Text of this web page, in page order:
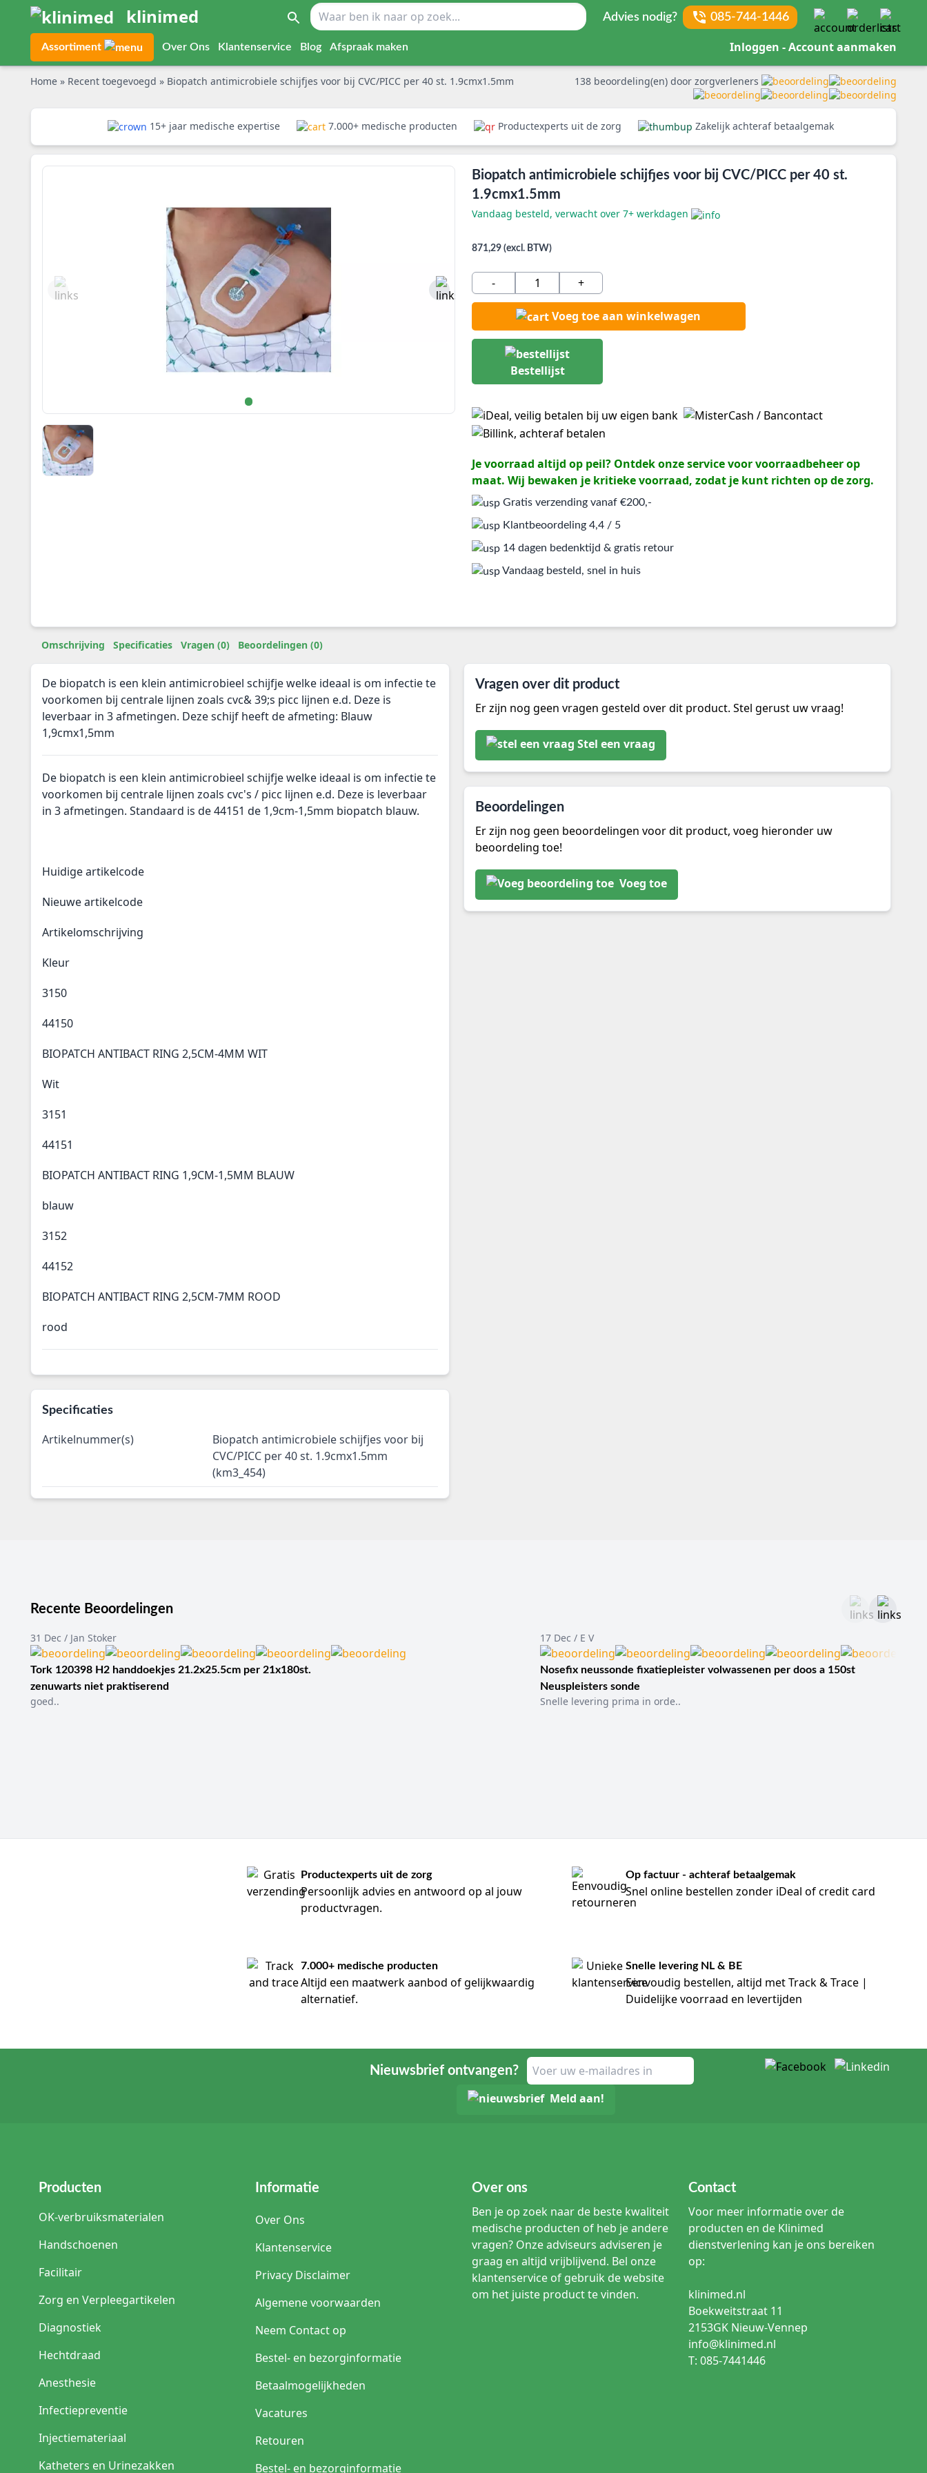
klinimed Advies nodig? 085-744-1446
Assortiment Over Ons Klantenservice Blog Afspraak maken Inloggen - Account aanmaken
Home » Recent toegevoegd » Biopatch antimicrobiele schijfjes voor bij CVC/PICC per 40 st. 1.9cmx1.5mm 138 beoordeling(en) door zorgverleners
15+ jaar medische expertise 7.000+ medische producten Productexperts uit de zorg Zakelijk achteraf betaalgemak
Biopatch antimicrobiele schijfjes voor bij CVC/PICC per 40 st.
1.9cmx1.5mm
Vandaag besteld, verwacht over 7+ werkdagen
871,29 (excl. BTW)
- +
Voeg toe aan winkelwagen
Bestellijst
Je voorraad altijd op peil? Ontdek onze service voor voorraadbeheer op
maat. Wij bewaken je kritieke voorraad, zodat je kunt richten op de zorg.
Gratis verzending vanaf €200,-
Klantbeoordeling 4,4 / 5
14 dagen bedenktijd & gratis retour
Vandaag besteld, snel in huis
Omschrijving Specificaties Vragen (0) Beoordelingen (0)
De biopatch is een klein antimicrobieel schijfje welke ideaal is om infectie te
voorkomen bij centrale lijnen zoals cvc& 39;s picc lijnen e.d. Deze is
leverbaar in 3 afmetingen. Deze schijf heeft de afmeting: Blauw
1,9cmx1,5mm
De biopatch is een klein antimicrobieel schijfje welke ideaal is om infectie te
voorkomen bij centrale lijnen zoals cvc's / picc lijnen e.d. Deze is leverbaar
in 3 afmetingen. Standaard is de 44151 de 1,9cm-1,5mm biopatch blauw.
Huidige artikelcode
Nieuwe artikelcode
Artikelomschrijving
Kleur
3150
44150
BIOPATCH ANTIBACT RING 2,5CM-4MM WIT
Wit
3151
44151
BIOPATCH ANTIBACT RING 1,9CM-1,5MM BLAUW
blauw
3152
44152
BIOPATCH ANTIBACT RING 2,5CM-7MM ROOD
rood
Specificaties
Artikelnummer(s)
Biopatch antimicrobiele schijfjes voor bij
CVC/PICC per 40 st. 1.9cmx1.5mm
(km3_454)
Vragen over dit product
Er zijn nog geen vragen gesteld over dit product. Stel gerust uw vraag!
Stel een vraag
Beoordelingen
Er zijn nog geen beoordelingen voor dit product, voeg hieronder uw
beoordeling toe!
Voeg toe
Recente Beoordelingen
31 Dec / Jan Stoker
Tork 120398 H2 handdoekjes 21.2x25.5cm per 21x180st.
zenuwarts niet praktiserend
goed..
17 Dec / E V
Nosefix neussonde fixatiepleister volwassenen per doos a 150st
Neuspleisters sonde
Snelle levering prima in orde..
Productexperts uit de zorg
Persoonlijk advies en antwoord op al jouw
productvragen.
Op factuur - achteraf betaalgemak
Snel online bestellen zonder iDeal of credit card
7.000+ medische producten
Altijd een maatwerk aanbod of gelijkwaardig
alternatief.
Snelle levering NL & BE
Eenvoudig bestellen, altijd met Track & Trace |
Duidelijke voorraad en levertijden
Nieuwsbrief ontvangen?
Meld aan!
Producten
OK-verbruiksmaterialen
Handschoenen
Facilitair
Zorg en Verpleegartikelen
Diagnostiek
Hechtdraad
Anesthesie
Infectiepreventie
Injectiemateriaal
Katheters en Urinezakken
Informatie
Over Ons
Klantenservice
Privacy Disclaimer
Algemene voorwaarden
Neem Contact op
Bestel- en bezorginformatie
Betaalmogelijkheden
Vacatures
Retouren
Bestel- en bezorginformatie
Over ons
Ben je op zoek naar de beste kwaliteit
medische producten of heb je andere
vragen? Onze adviseurs adviseren je
graag en altijd vrijblijvend. Bel onze
klantenservice of gebruik de website
om het juiste product te vinden.
Contact
Voor meer informatie over de
producten en de Klinimed
dienstverlening kan je ons bereiken
op:
klinimed.nl
Boekweitstraat 11
2153GK Nieuw-Vennep
info@klinimed.nl
T: 085-7441446